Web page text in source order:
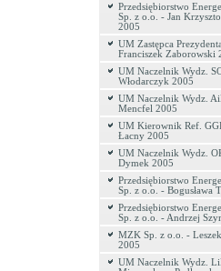
Przedsiębiorstwo
Sp. z o.o. - Jan
2005
UM Zastępca
Franciszek Zaborowski
UM Naczelnik Wydz.
Włodarczyk 2005
UM Naczelnik Wydz.
Mencfel 2005
UM Kierownik Ref.
Łacny 2005
UM Naczelnik Wydz.
Dymek 2005
Przedsiębiorstwo
Sp. z o.o. - Bogusława
Przedsiębiorstwo
Sp. z o.o. - Andrzej
MZK Sp. z o.o. -
2005
UM Naczelnik Wydz.